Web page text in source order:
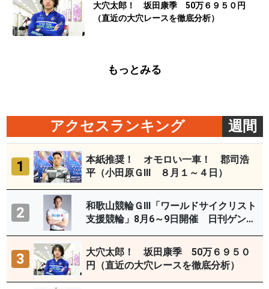
大穴太郎！ 坂田康季 50万６９５０円
（直近の大穴レースを徹底分析）
もっとみる
アクセスランキング 週間
1
本紙推奨！ オモロい一車！ 郡司浩
平（小田原ＧⅢ ８月１～４日）
2
和歌山競輪ＧⅢ「ワールドサイクリスト
支援競輪」8月6～9日開催 日刊ゲンダ
頃から予想生配信
3
大穴太郎！ 坂田康季 50万６９５０
円（直近の大穴レースを徹底分析）